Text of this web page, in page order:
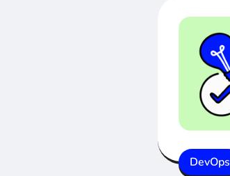
DevOps